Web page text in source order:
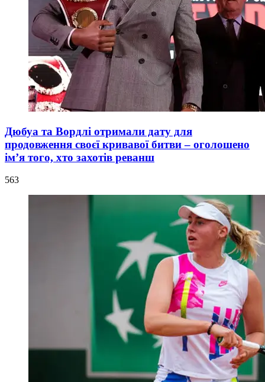
Дюбуа та Вордлі отримали дату для
продовження своєї кривавої битви – оголошено
ім’я того, хто захотів реванш
563